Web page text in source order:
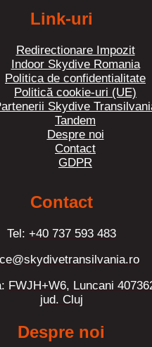
Link-uri
Redirectionare Impozit
Indoor Skydive Romania
Politica de confidentialitate
Politică cookie-uri (UE)
Skydive
Tandem
Despre noi
Contact
GDPR
Contact
Tel: +40 737 593 483
FWJH+W6, Luncani
jud. Cluj
Despre noi